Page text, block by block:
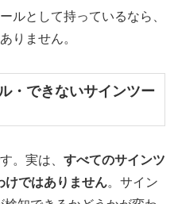
ルとして持っているなら、
りません。
・できないサインツー
。実は、 すべてのサインツ
けではありません。サイン